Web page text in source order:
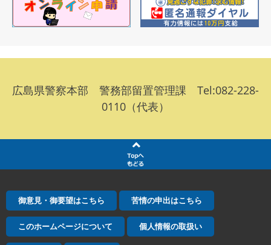
広島県警察本部 警務部留置管理課 Tel:082-228-
0110（代表）
御意見・御要望はこちら 苦情の申出はこちら
このホームページについて 個人情報の取扱い